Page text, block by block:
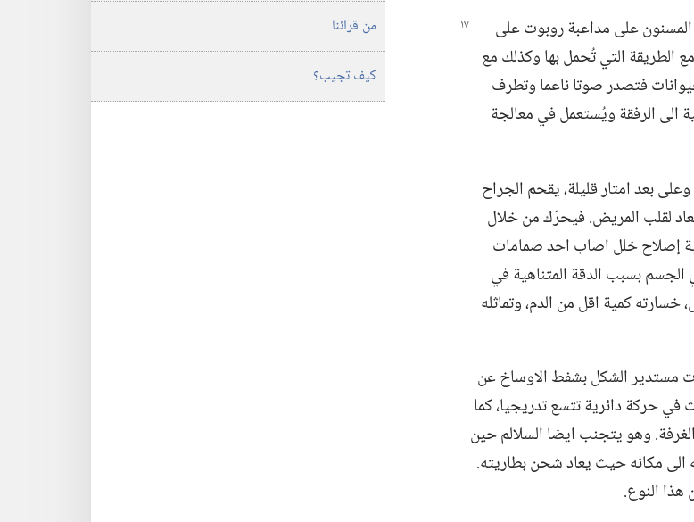
على مداعبة روبوت على
الطريقة التي تُحمل بها وكذلك مع
فتصدر صوتا ناعما وتطرف
الى الرفقة ويُستعمل في معالجة
بعد امتار قليلة،‏ يقحم الجراح
لقلب المريض.‏ فيحرّك من خلال
إصلاح خلل اصاب احد صمامات
بسبب الدقة المتناهية في
كمية اقل من الدم،‏ وتماثله
مستدير الشكل بشفط الاوساخ عن
في حركة دائرية تتسع تدريجيا،‏ كما
وهو يتجنب ايضا السلالم حين
الى مكانه حيث يعاد شحن بطاريته.‏
النوع.‏
من قرائنا
كيف تجيب؟‏